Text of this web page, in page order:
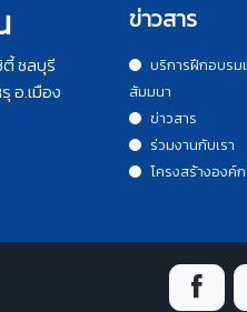
ชลบุรี
อ.เมือง
ข่าวสาร
บริการฝึกอบรม
สัมมนา
ข่าวสาร
ร่วมงานกับเรา
โครงสร้างองค์